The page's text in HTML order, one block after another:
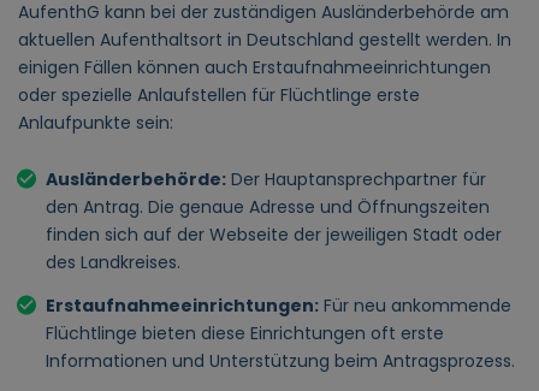
AufenthG kann bei der zuständigen Ausländerbehörde am
aktuellen Aufenthaltsort in Deutschland gestellt werden. In
einigen Fällen können auch Erstaufnahmeeinrichtungen
oder spezielle Anlaufstellen für Flüchtlinge erste
Anlaufpunkte sein:
Ausländerbehörde: Der Hauptansprechpartner für
den Antrag. Die genaue Adresse und Öffnungszeiten
finden sich auf der Webseite der jeweiligen Stadt oder
des Landkreises.
Erstaufnahmeeinrichtungen: Für neu ankommende
Flüchtlinge bieten diese Einrichtungen oft erste
Informationen und Unterstützung beim Antragsprozess.